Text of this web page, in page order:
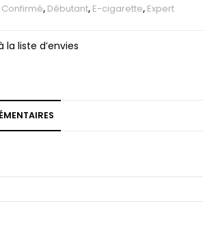
Confirmé, Débutant, E-cigarette, Expert
la liste d’envies